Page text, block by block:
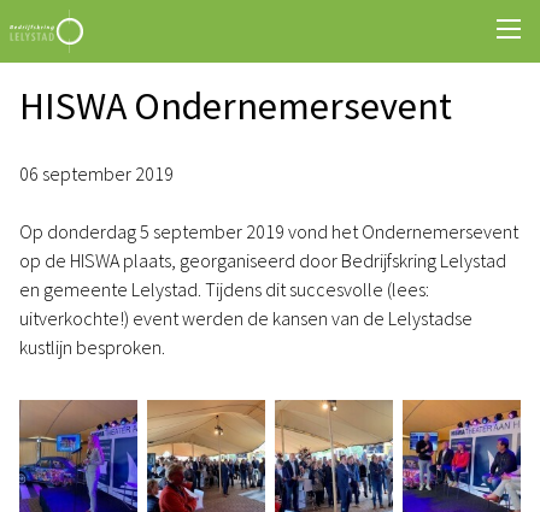
HISWA Ondernemersevent
06 september 2019
Op donderdag 5 september 2019 vond het Ondernemersevent
op de HISWA plaats, georganiseerd door Bedrijfskring Lelystad
en gemeente Lelystad. Tijdens dit succesvolle (lees:
uitverkochte!) event werden de kansen van de Lelystadse
kustlijn besproken.